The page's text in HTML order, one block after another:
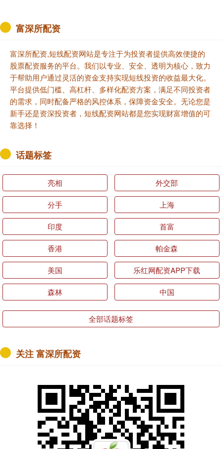
富深所配资
富深所配资,短线配资网站是专注于为投资者提供高效便捷的
股票配资服务的平台。我们以专业、安全、透明为核心，致力
于帮助用户通过灵活的资金支持实现短线投资的收益最大化。
平台提供低门槛、高杠杆、多样化配资方案，满足不同投资者
的需求，同时配备严格的风控体系，保障资金安全。无论您是
新手还是资深投资者，短线配资网站都是您实现财富增值的可
靠选择！
话题标签
亮相 外交部
分手 上海
印度 首富
香港 帕金森
美国 乐红网配资APP下载
森林 中国
全部话题标签
关注 富深所配资